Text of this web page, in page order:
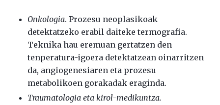
Onkologia. Prozesu neoplasikoak
detektatzeko erabil daiteke termografia.
Teknika hau eremuan gertatzen den
tenperatura-igoera detektatzean oinarritzen
da, angiogenesiaren eta prozesu
metabolikoen gorakadak eraginda.
Traumatologia eta kirol-medikuntza.